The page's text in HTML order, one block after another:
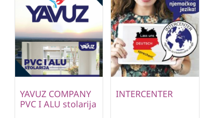
YAVUZ COMPANY
PVC I ALU stolarija
INTERCENTER